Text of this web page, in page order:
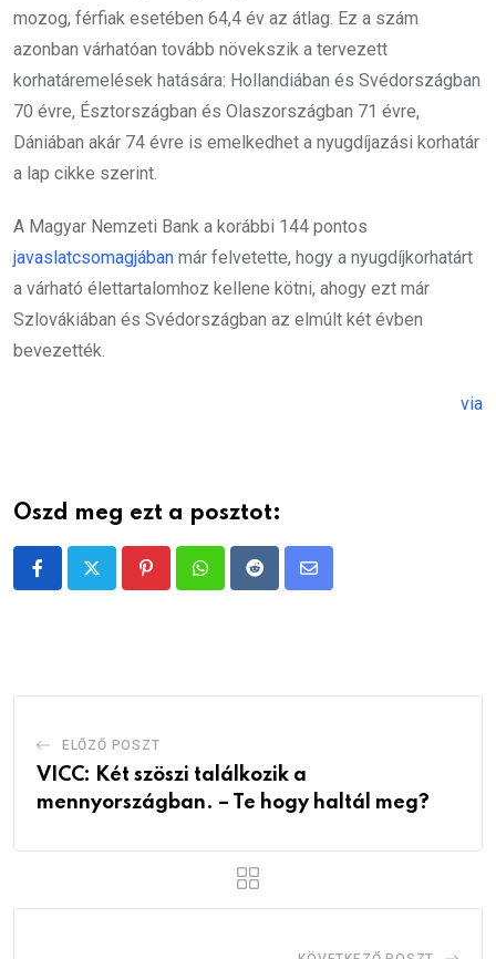
mozog, férfiak esetében 64,4 év az átlag. Ez a szám
azonban várhatóan tovább növekszik a tervezett
korhatáremelések hatására: Hollandiában és Svédországban
70 évre, Észtországban és Olaszországban 71 évre,
Dániában akár 74 évre is emelkedhet a nyugdíjazási korhatár
a lap cikke szerint.
A Magyar Nemzeti Bank a korábbi 144 pontos
javaslatcsomagjában már felvetette, hogy a nyugdíjkorhatárt
a várható élettartalomhoz kellene kötni, ahogy ezt már
Szlovákiában és Svédországban az elmúlt két évben
bevezették.
via
Oszd meg ezt a posztot:
PinterestWhatsappRedditShare
ELŐZŐ POSZT
VICC: Két szöszi találkozik a
mennyországban. – Te hogy haltál meg?